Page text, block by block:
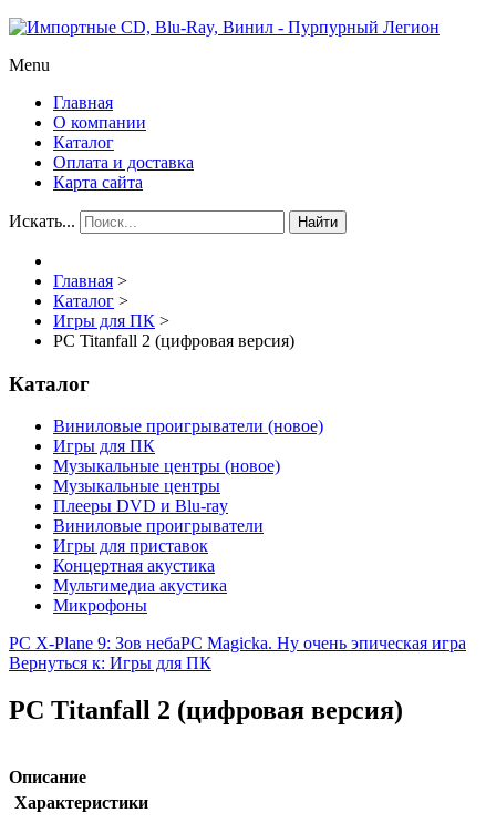
Menu
Главная
О компании
Каталог
Оплата и доставка
Карта сайта
Искать... Найти
Главная >
Каталог >
Игры для ПК >
PC Titanfall 2 (цифровая версия)
Каталог
Виниловые проигрыватели (новое)
Игры для ПК
Музыкальные центры (новое)
Музыкальные центры
Плееры DVD и Blu-ray
Виниловые проигрыватели
Игры для приставок
Концертная акустика
Мультимедиа акустика
Микрофоны
PC X-Plane 9: Зов небаPC Magicka. Ну очень эпическая игра
Вернуться к: Игры для ПК
PC Titanfall 2 (цифровая версия)
Описание
Характеристики